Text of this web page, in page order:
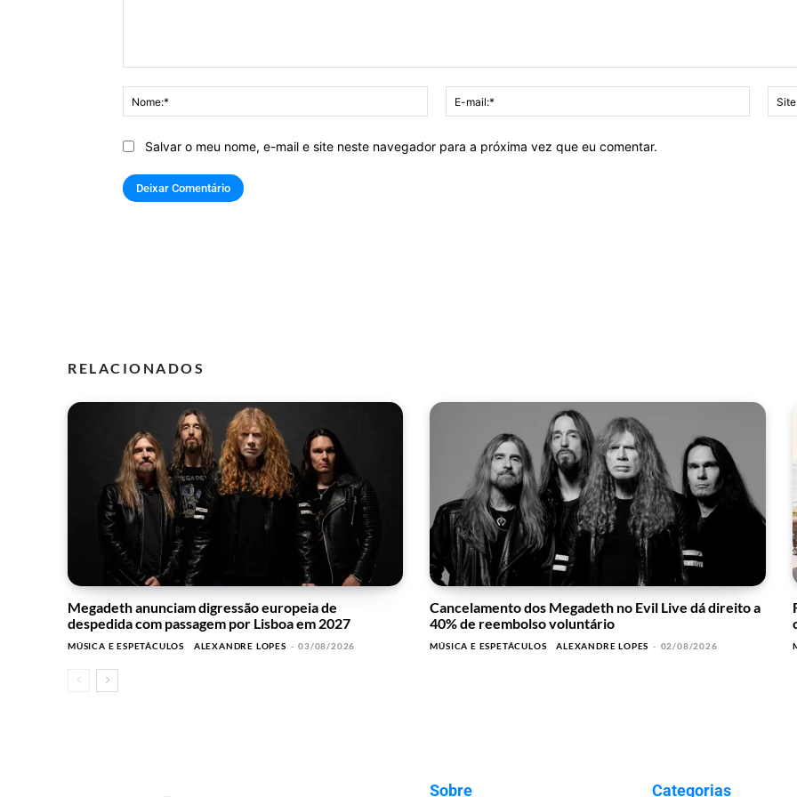
Nome:*
mail:*
Salvar o meu nome, e-mail e site neste navegador para a próxima vez que eu comentar.
RELACIONADOS
Megadeth anunciam digressão europeia de
despedida com passagem por Lisboa em 2027
MÚSICA E ESPETÁCULOS ALEXANDRE LOPES - 03/08/2026
Cancelamento dos Megadeth no Evil Live dá direito a
40% de reembolso voluntário
MÚSICA E ESPETÁCULOS ALEXANDRE LOPES - 02/08/2026
Sobre Categorias